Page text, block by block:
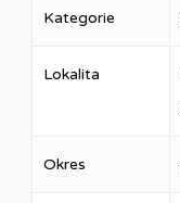
Kategorie
Lokalita
Okres